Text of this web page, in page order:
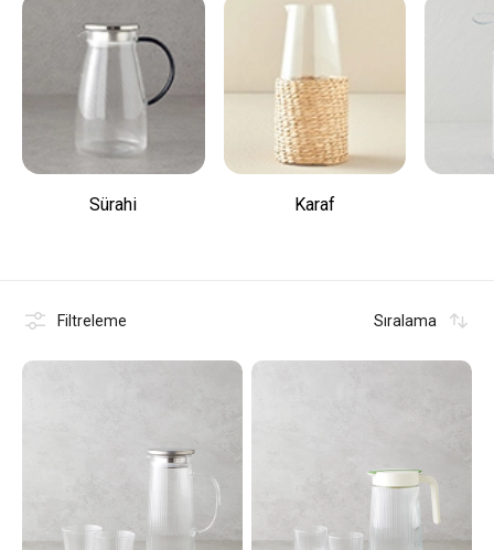
Sürahi Karaf
Filtreleme Sıralama